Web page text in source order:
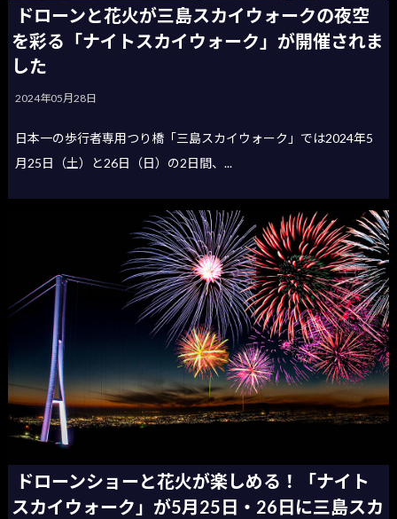
ドローンと花火が三島スカイウォークの夜空
を彩る「ナイトスカイウォーク」が開催されま
した
2024年05月28日
日本一の歩行者専用つり橋「三島スカイウォーク」では2024年5
月25日（土）と26日（日）の2日間、...
ドローンショーと花火が楽しめる！「ナイト
スカイウォーク」が5月25日・26日に三島スカ